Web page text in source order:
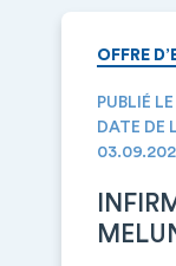
OFFRE
PUBLIÉ
DATE DE